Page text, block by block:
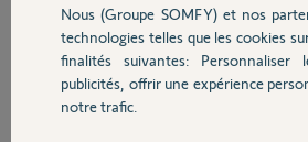
Nous (Groupe SOMFY) et nos
technologies telles que les cookies
finalités suivantes:
publicités, offrir une expérience
notre trafic.